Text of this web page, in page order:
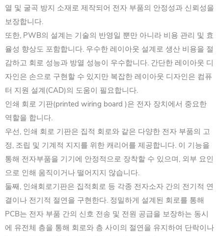
열 및 굴곡 방지 소재로 제작되어 전자 부품의 안정성과 신뢰성을
보장합니다. ‌
또한, PWB의 설계는 기술의 반영일 뿐만 아니라 비용 관리 및 효
율성 향상도 포함합니다. ‌우수한 레이아웃 설계로 생산 비용을 절
감하고 회로 성능과 방열 성능이 우수합니다. ‌간단한 레이아웃 디
자인은 손으로 구현할 수 있지만‌ 복잡한 레이아웃 디자인은 컴퓨
터 지원 설계(‌CAD)의 도움이 필요합니다‌. ‌
인쇄 회로 기판(printed wiring board )은 전자 장치에서 중요한
역할을 합니다. ‌
우선, 인쇄 회로 기판은 집적 회로와 같은 다양한 전자 부품의 고
정, 조립 및 기계적 지지를 위한 캐리어를 제공합니다. ‌이 기능을
통해 전자부품을 기기에 안정적으로 장착할 수 있으며, 외부 요인
으로 인해 움직이거나 떨어지지 않습니다. ‌
둘째, 인쇄회로기판은 집적회로 등 각종 전자소자 간의 전기적 연
결이나 전기적 절연을 구현한다. ‌정밀하게 설계된 회로를 통해
‌PCB는 전자 부품 간의 신호 전송 및 전원 공급을 보장하는 동시
에 유전체 층을 통해 회로와 층 사이의 절연을 유지하여 단락이나